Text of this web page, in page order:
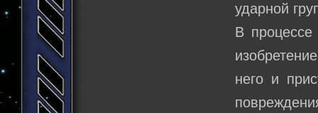
ударной
В
него и